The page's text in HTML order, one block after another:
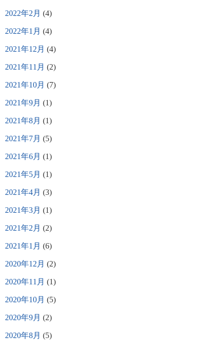
2022年2月 (4)
2022年1月 (4)
2021年12月 (4)
2021年11月 (2)
2021年10月 (7)
2021年9月 (1)
2021年8月 (1)
2021年7月 (5)
2021年6月 (1)
2021年5月 (1)
2021年4月 (3)
2021年3月 (1)
2021年2月 (2)
2021年1月 (6)
2020年12月 (2)
2020年11月 (1)
2020年10月 (5)
2020年9月 (2)
2020年8月 (5)